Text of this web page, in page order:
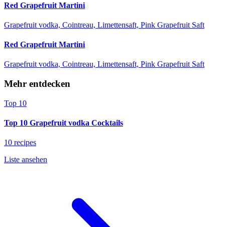
Red Grapefruit Martini
Grapefruit vodka, Cointreau, Limettensaft, Pink Grapefruit Saft
Red Grapefruit Martini
Grapefruit vodka, Cointreau, Limettensaft, Pink Grapefruit Saft
Mehr entdecken
Top 10
Top 10 Grapefruit vodka Cocktails
10 recipes
Liste ansehen